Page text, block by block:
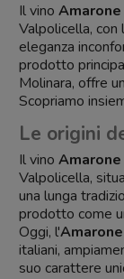
Il vino Amarone
Valpolicella, con
eleganza
prodotto
Molinara, offre
Scopriamo
Le origini
Il vino Amarone
Valpolicella,
una lunga
prodotto come
Oggi, l'Amarone
italiani,
suo carattere